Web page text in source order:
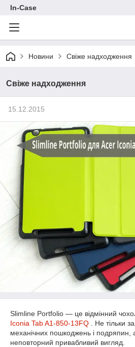
In-Case
Новини Свіже надходження
Свіже надходження
15.12.2015
Slimline Portfolio ― це відмінний
Iconia Tab A1-850-13FQ
. Не тільки
механічних пошкоджень і подряпин,
неповторний привабливий вигляд.